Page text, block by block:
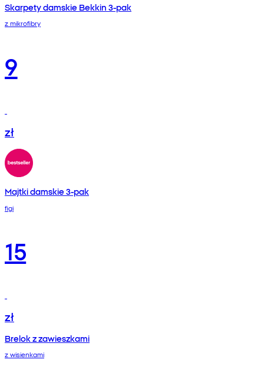
Skarpety damskie Bekkin 3-pak
z mikrofibry
9
zł
Majtki damskie 3-pak
figi
15
zł
Brelok z zawieszkami
z wisienkami